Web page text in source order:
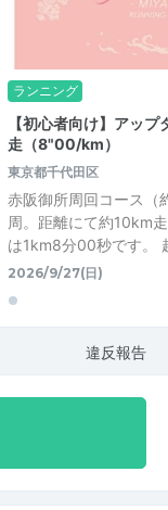
ランニング
【初心者向け】アッ
走（8"00/km）
東京都千代田区
赤阪御所周回コース（
周。距離にて約10km
は1km8分00秒です。
2026/9/27(日)
違反報告